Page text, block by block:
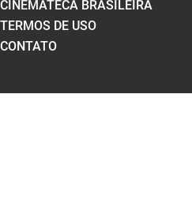
CINEMATECA BRASILEIRA
TERMOS DE USO
CONTATO